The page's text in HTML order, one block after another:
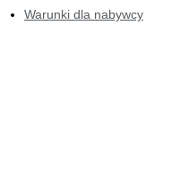
Warunki dla nabywcy